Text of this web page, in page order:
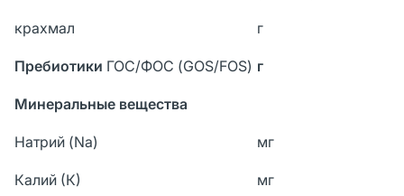
крахмал г
Пребиотики ГОС/ФОС (GOS/FOS) г
Минеральные вещества
Натрий (Na) мг
Калий (К) мг